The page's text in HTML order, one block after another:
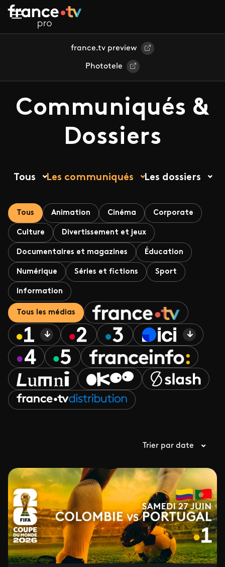
Aller au contenu principal
france.tv preview
Phototele
Communiqués &
Dossiers
Tous Les communiqués Les dossiers
Tous Animation Cinéma Corporate
Culture Divertissement et jeux
Documentaires et magazines Éducation
Numérique Séries et fictions Sport
Information
Tous les médias
Trier par date